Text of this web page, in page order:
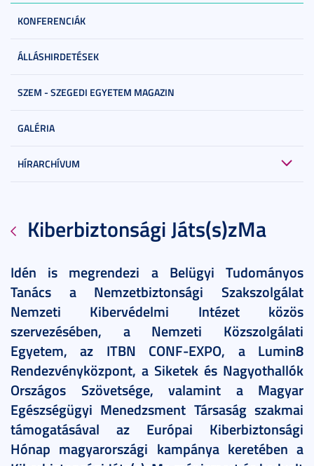
KONFERENCIÁK
ÁLLÁSHIRDETÉSEK
SZEM - SZEGEDI EGYETEM MAGAZIN
GALÉRIA
HÍRARCHÍVUM
Kiberbiztonsági Játs(s)zMa
Idén is megrendezi a Belügyi Tudományos
Tanács a Nemzetbiztonsági Szakszolgálat
Nemzeti Kibervédelmi Intézet közös
szervezésében, a Nemzeti Közszolgálati
Egyetem, az ITBN CONF-EXPO, a Lumin8
Rendezvényközpont, a Siketek és Nagyothallók
Országos Szövetsége, valamint a Magyar
Egészségügyi Menedzsment Társaság szakmai
támogatásával az Európai Kiberbiztonsági
Hónap magyarországi kampánya keretében a